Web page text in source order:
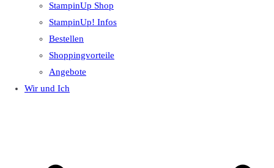
StampinUp Shop
StampinUp! Infos
Bestellen
Shoppingvorteile
Angebote
Wir und Ich